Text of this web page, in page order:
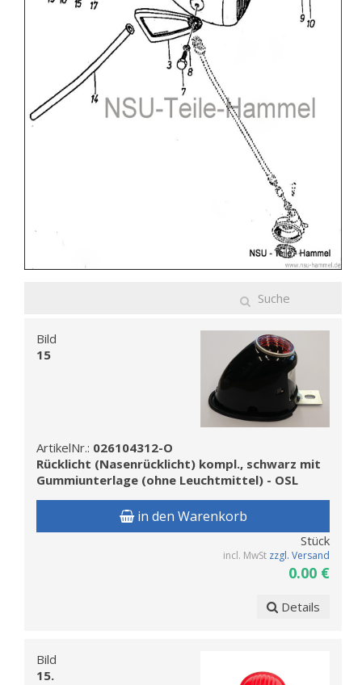
Bild
15
ArtikelNr.: 026104312-O
Rücklicht (Nasenrücklicht) kompl., schwarz mit
Gummiunterlage (ohne Leuchtmittel) - OSL
in den Warenkorb
Stück
incl. MwSt zzgl. Versand
0.00 €
Details
Bild
15.